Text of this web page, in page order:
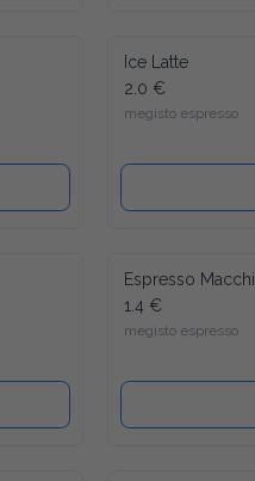
Ice Latte
2.0 €
megisto espresso
Espresso Macchiato
1.4 €
megisto espresso